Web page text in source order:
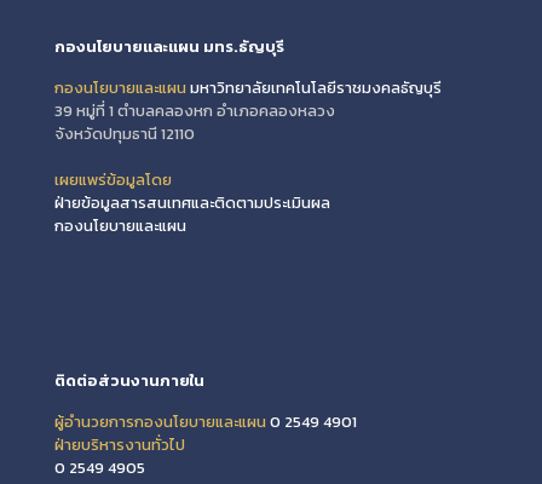
กองนโยบายและแผน มทร.ธัญบุรี
กองนโยบายและแผน มหาวิทยาลัยเทคโนโลยีราชมงคลธัญบุรี
39 หมู่ที่ 1 ตำบลคลองหก อำเภอคลองหลวง
จังหวัดปทุมธานี 12110
เผยแพร่ข้อมูลโดย
ฝ่ายข้อมูลสารสนเทศและติดตามประเมินผล
กองนโยบายและแผน
ติดต่อส่วนงานภายใน
ผู้อำนวยการกองนโยบายและแผน 0 2549 4901
ฝ่ายบริหารงานทั่วไป
0 2549 4905